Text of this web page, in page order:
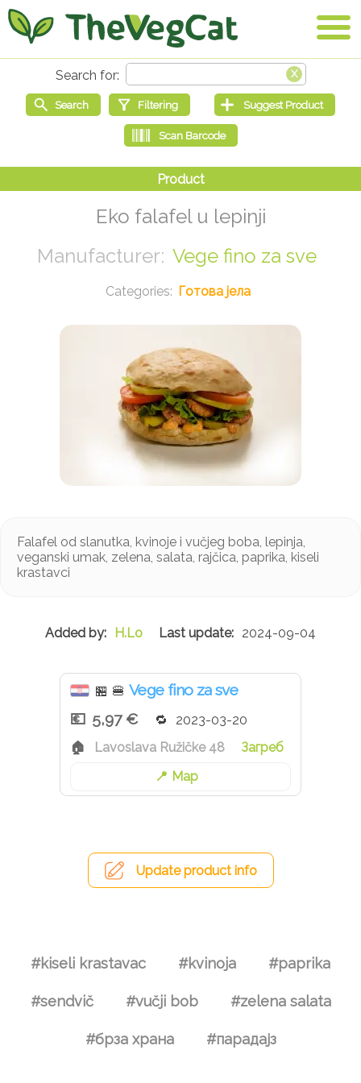
Eko falafel u lepinji
Vege fino za sve
Готова јела
Falafel od slanutka, kvinoje i vučjeg boba, lepinja,
veganski umak, zelena, salata, rajčica, paprika, kiseli
krastavci
H.Lo 2024-09-04
🏪 🍔 Vege fino za sve
5,97 €
2023-03-20
Lavoslava Ružičke 48
Загреб
Map
Update product info
#kiseli krastavac #kvinoja #paprika
#sendvič #vučji bob #zelena salata
#брза храна #парадајз